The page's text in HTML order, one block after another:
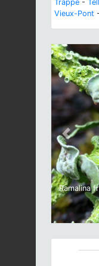
Trappe -
Vieux-Pont -
Ramalina
Previous